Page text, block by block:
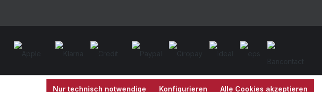
Nur technisch notwendige Konfigurieren Alle Cookies akzeptieren